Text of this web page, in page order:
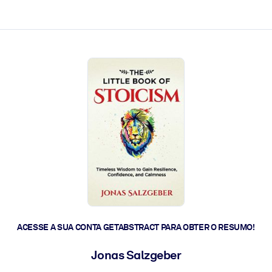
ACESSE A SUA CONTA GETABSTRACT PARA OBTER O RESUMO!
Jonas Salzgeber